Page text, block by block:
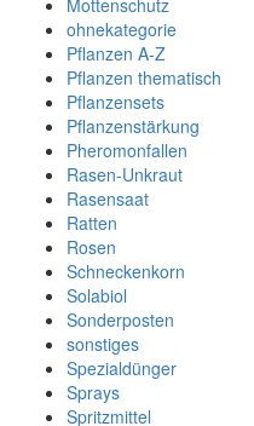
Mottenschutz
ohnekategorie
Pflanzen A-Z
Pflanzen thematisch
Pflanzensets
Pflanzenstärkung
Pheromonfallen
Rasen-Unkraut
Rasensaat
Ratten
Rosen
Schneckenkorn
Solabiol
Sonderposten
sonstiges
Spezialdünger
Sprays
Spritzmittel